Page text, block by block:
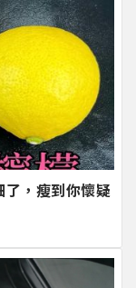
了，瘦到你懷疑